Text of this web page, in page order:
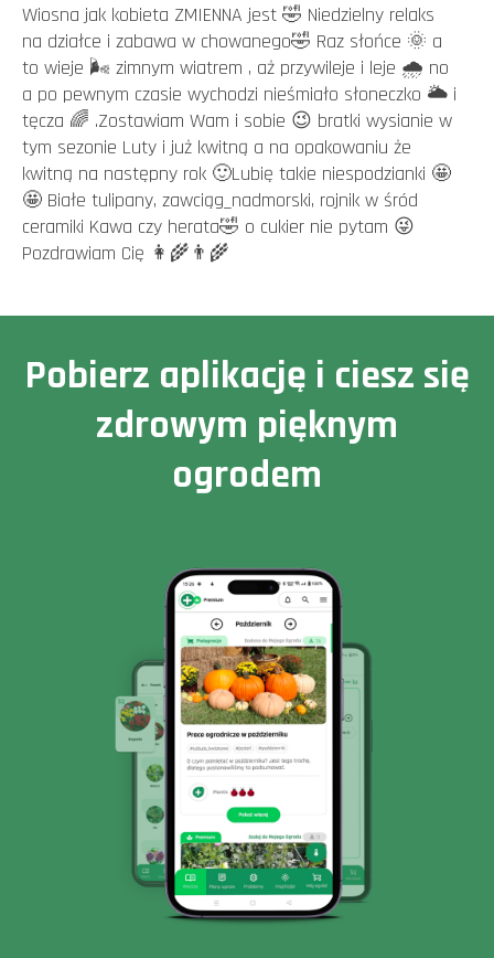
Wiosna jak kobieta ZMIENNA jest 🤣 Niedzielny relaks
na działce i zabawa w chowanego🤣 Raz słońce 🌞 a
to wieje 🌬 zimnym wiatrem , aż przywileje i leje 🌧 no
a po pewnym czasie wychodzi nieśmiało słoneczko 🌥 i
tęcza 🌈 .Zostawiam Wam i sobie 😉 bratki wysianie w
tym sezonie Luty i już kwitną a na opakowaniu że
kwitną na następny rok 🙂Lubię takie niespodzianki 🤩
🤩 Białe tulipany, zawciąg_nadmorski, rojnik w śród
ceramiki Kawa czy herata🤣 o cukier nie pytam 😜
Pozdrawiam Cię 👩‍🌾👨‍🌾
Pobierz aplikację i ciesz się
zdrowym pięknym
ogrodem